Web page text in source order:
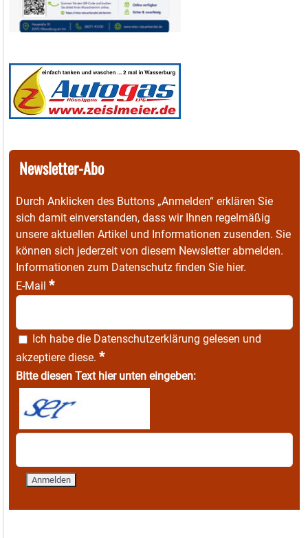
Newsletter-Abo
Durch Anklicken des Buttons „Anmelden“ erklären Sie
sich damit einverstanden, dass wir Ihnen regelmäßig
unsere aktuellen Artikel und Informationen zusenden. Sie
können sich jederzeit von diesem Newsletter abmelden.
Informationen zum Datenschutz finden Sie hier.
E-Mail *
Ich habe die Datenschutzerklärung gelesen und
akzeptiere diese. *
Bitte diesen Text hier unten eingeben: